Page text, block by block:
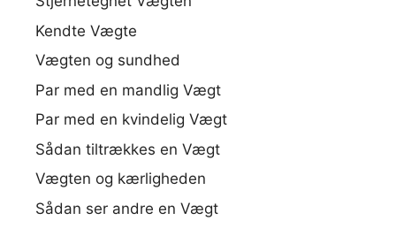
Kendte Vægte
Vægten og sundhed
Par med en mandlig Vægt
Par med en kvindelig Vægt
Sådan tiltrækkes en Vægt
Vægten og kærligheden
Sådan ser andre en Vægt